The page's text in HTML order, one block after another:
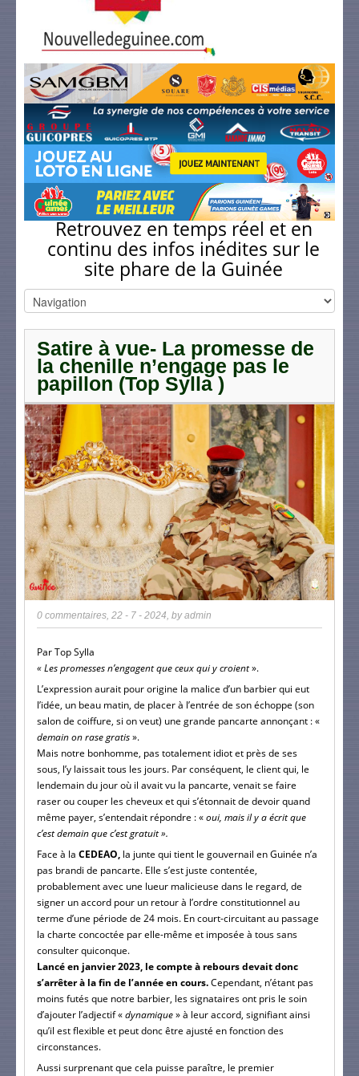
Retrouvez en temps réel et en
continu des infos inédites sur le
site phare de la Guinée
Satire à vue- La promesse de
la chenille n’engage pas le
papillon (Top Sylla )
0 commentaires, 22 - 7 - 2024, byadmin
Par Top Sylla
« Les promesses n’engagent que ceux qui y croient».
L’expression aurait pour origine la malice d’un barbier qui eut
l’idée, un beau matin, de placer à l’entrée de son échoppe (son
salon de coiffure, si on veut) une grande pancarte annonçant : «
demain on rase gratis».
Mais notre bonhomme, pas totalement idiot et près de ses
sous, l’y laissait tous les jours. Par conséquent, le client qui, le
lendemain du jour où il avait vu la pancarte, venait se faire
raser ou couper les cheveux et qui s’étonnait de devoir quand
même payer, s’entendait répondre : «oui, mais il y a écrit que
c’est demain que c’est gratuit ».
Face à la CEDEAO, la junte qui tient le gouvernail en Guinée n’a
pas brandi de pancarte. Elle s’est juste contentée,
probablement avec une lueur malicieuse dans le regard, de
signer un accord pour un retour à l’ordre constitutionnel au
terme d’une période de 24 mois. En court-circuitant au passage
la charte concoctée par elle-même et imposée à tous sans
consulter quiconque.
Lancé en janvier 2023, le compte à rebours devait donc
s’arrêter à la fin de l’année en cours.Cependant, n’étant pas
moins futés que notre barbier, les signataires ont pris le soin
d’ajouter l’adjectif «dynamique» à leur accord, signifiant ainsi
qu’il est flexible et peut donc être ajusté en fonction des
circonstances.
Aussi surprenant que cela puisse paraître, le premier